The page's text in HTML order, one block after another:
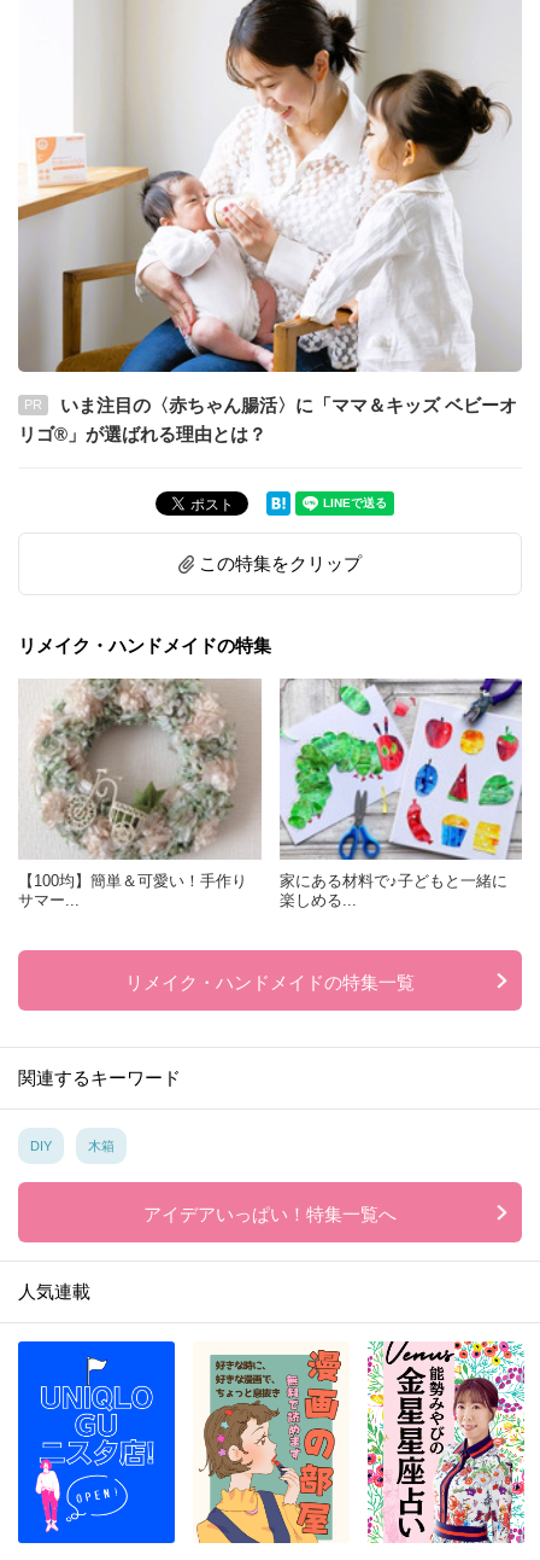
PR
いま注目の〈赤ちゃん腸活〉に「ママ＆キッズ ベビーオ
リゴ®」が選ばれる理由とは？
この特集をクリップ
リメイク・ハンドメイドの特集
【100均】簡単＆可愛い！手作り
サマー...
家にある材料で♪子どもと一緒に
楽しめる...
リメイク・ハンドメイドの特集一覧
関連するキーワード
DIY 木箱
アイデアいっぱい！特集一覧へ
人気連載